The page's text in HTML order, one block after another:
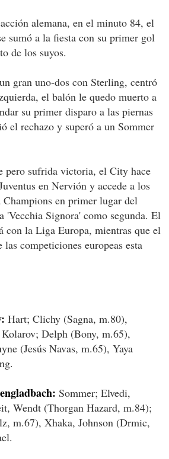
alemana, en el minuto 84, el
sumó a la fiesta con su primer gol
de los suyos.
gran uno-dos con Sterling, centró
el balón le quedo muerto a
su primer disparo a las piernas
el rechazo y superó a un Sommer
pero sufrida victoria, el City hace
en Nervión y accede a los
en primer lugar del
'Vecchia Signora' como segunda. El
con la Liga Europa, mientras que el
las competiciones europeas esta
Hart; Clichy (Sagna, m.80),
Delph (Bony, m.65),
(Jesús Navas, m.65), Yaya
Sommer; Elvedi,
Wendt (Thorgan Hazard, m.84);
m.67), Xhaka, Johnson (Drmic,